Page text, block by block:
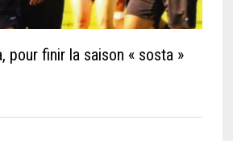
pour finir la saison « sosta »